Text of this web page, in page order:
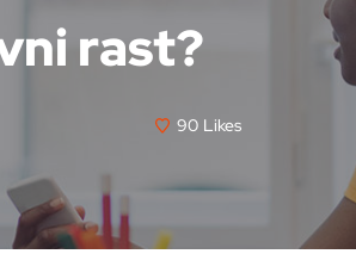
rast?
90 Likes